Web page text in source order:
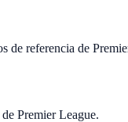
de referencia de
Premier League.